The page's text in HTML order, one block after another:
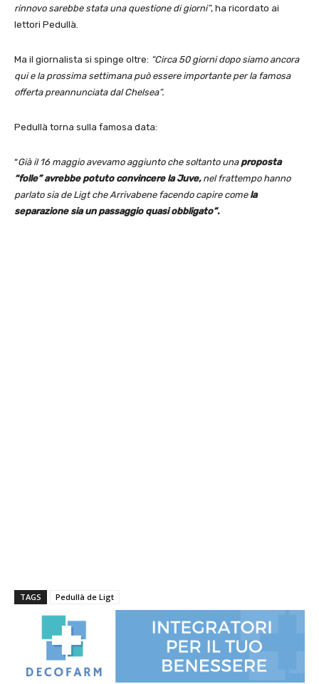
rinnovo sarebbe stata una questione di giorni”, ha ricordato ai
lettori Pedullà.
Ma il giornalista si spinge oltre: “Circa 50 giorni dopo siamo ancora
qui e la prossima settimana può essere importante per la famosa
offerta preannunciata dal Chelsea”.
Pedullà torna sulla famosa data:
“Già il 16 maggio avevamo aggiunto che soltanto unaproposta
“folle” avrebbe potuto convincere la Juve,nel frattempo hanno
parlato sia de Ligt che Arrivabene facendo capire comela
separazione sia un passaggio quasi obbligato”.
TAGS Pedullà de Ligt